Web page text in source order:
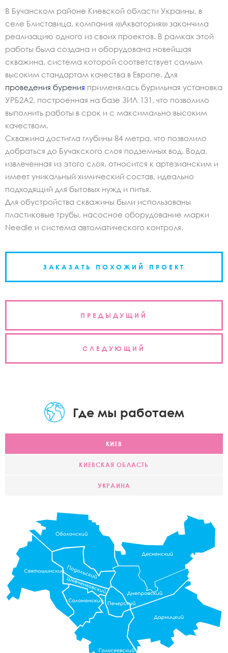
В Бучанском районе Киевской области Украины, в
селе Блиставица, компания «»Акватория»» закончила
реализацию одного из своих проектов. В рамках этой
работы была создана и оборудована новейшая
скважина, система которой соответствует самым
высоким стандартам качества в Европе. Для
проведения бурения применялась бурильная установка
УРБ2А2, построенная на базе ЗИЛ 131, что позволило
выполнить работы в срок и с максимально высоким
качеством.
Скважина достигла глубины 84 метра, что позволило
добраться до Бучакского слоя подземных вод. Вода,
извлеченная из этого слоя, относится к артезианским и
имеет уникальный химический состав, идеально
подходящий для бытовых нужд и питья.
Для обустройства скважины были использованы
пластиковые трубы, насосное оборудование марки
Needle и система автоматического контроля.
ЗАКАЗАТЬ ПОХОЖИЙ ПРОЕКТ
Навигация
записям
ПРЕДЫДУЩИЙ
СЛЕДУЮЩИЙ
Где мы работаем
КИЕВ
КИЕВСКАЯ ОБЛАСТЬ
УКРАИНА